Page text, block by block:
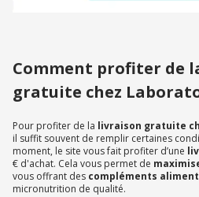
Comment profiter de
gratuite chez
Pour profiter de la livraison gratuite
il suffit souvent de remplir certaines
moment, le site vous fait profiter d’une
€ d'achat. Cela vous permet de
vous offrant des compléments
micronutrition de qualité.